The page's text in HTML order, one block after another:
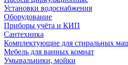
Установки водоснабжения
Оборудование
Приборы учёта и КИП
Сантехника
Комплектующие для стиральных
Мебель для ванных комнат
Умывальники, мойки